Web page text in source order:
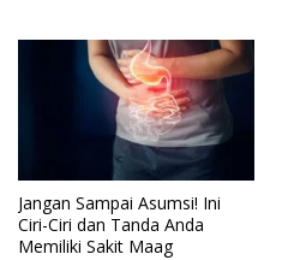
Jangan Sampai Asumsi! Ini
Ciri-Ciri dan Tanda Anda
Memiliki Sakit Maag